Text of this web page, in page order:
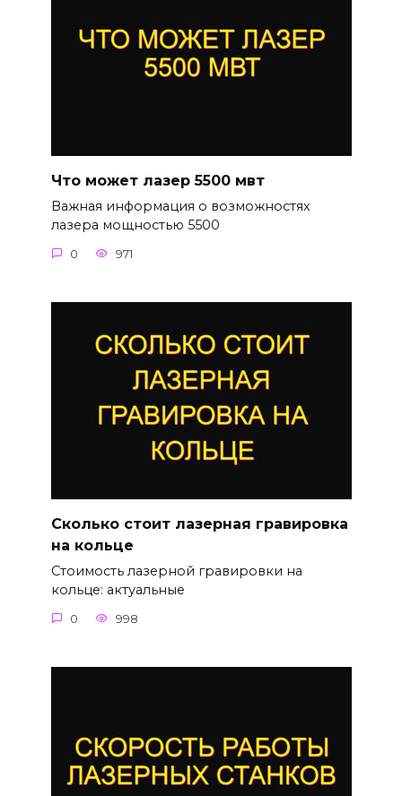
Что может лазер 5500 мвт
Важная информация о возможностях
лазера мощностью 5500
0 971
Сколько стоит лазерная гравировка
на кольце
Стоимость лазерной гравировки на
кольце: актуальные
0 998